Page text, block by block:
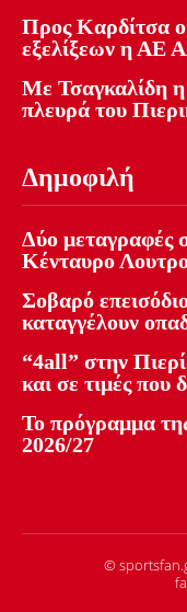
Προς Καρδίτσα
εξελίξεων η ΑΕ
Με Τσαγκαλίδη η
πλευρά του
Δημοφιλή
Δύο μεταγραφές
Κένταυρο
Σοβαρό
καταγγέλουν
“4all” στην
και σε τιμές που
Το πρόγραμμα
2026/27
©